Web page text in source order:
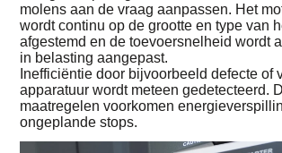
molens aan de vraag aanpassen. Het
wordt continu op de grootte en type van
afgestemd en de toevoersnelheid wordt
in belasting aangepast.
Inefficiëntie door bijvoorbeeld defecte of
apparatuur wordt meteen gedetecteerd.
maatregelen voorkomen
ongeplande stops.